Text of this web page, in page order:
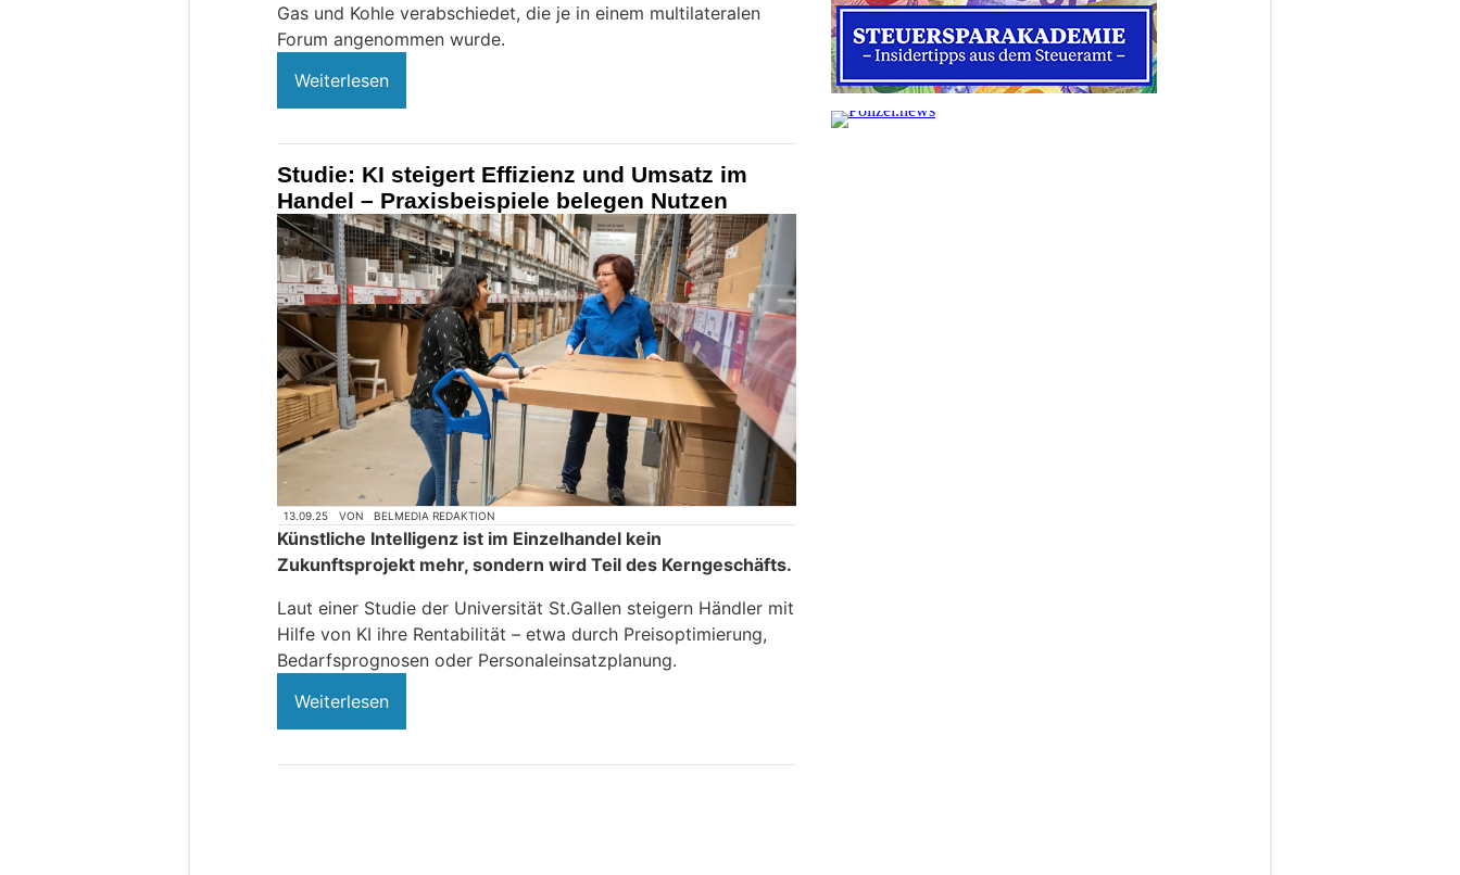
Gas und Kohle verabschiedet, die je in einem multilateralen
Forum angenommen wurde.
Weiterlesen
Studie: KI steigert Effizienz und Umsatz im
Handel – Praxisbeispiele belegen Nutzen
13.09.25 VON BELMEDIA REDAKTION
Künstliche Intelligenz ist im Einzelhandel kein
Zukunftsprojekt mehr, sondern wird Teil des Kerngeschäfts.
Laut einer Studie der Universität St.Gallen steigern Händler mit
Hilfe von KI ihre Rentabilität – etwa durch Preisoptimierung,
Bedarfsprognosen oder Personaleinsatzplanung.
Weiterlesen